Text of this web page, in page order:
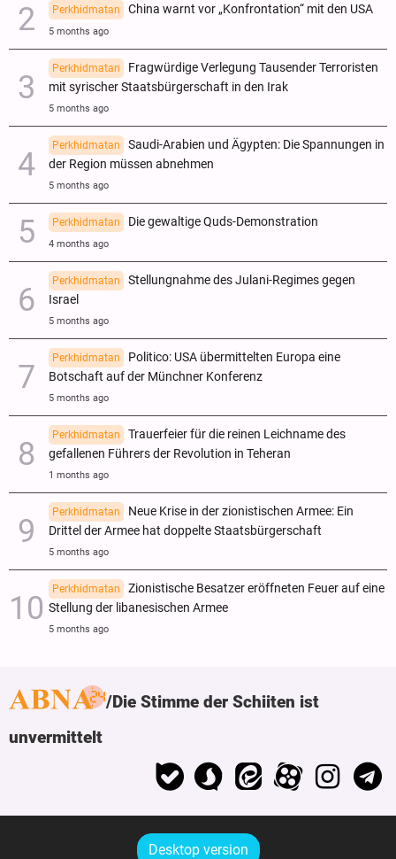
Perkhidmatan China warnt vor „Konfrontation“ mit den USA
5 months ago
Perkhidmatan
Fragwürdige Verlegung Tausender Terroristen
mit syrischer Staatsbürgerschaft in den Irak
5 months ago
Perkhidmatan
Saudi-Arabien und Ägypten: Die Spannungen in
der Region müssen abnehmen
5 months ago
Perkhidmatan Die gewaltige Quds-Demonstration
4 months ago
Perkhidmatan
Stellungnahme des Julani-Regimes gegen
Israel
5 months ago
Perkhidmatan
Politico: USA übermittelten Europa eine
Botschaft auf der Münchner Konferenz
5 months ago
Perkhidmatan
Trauerfeier für die reinen Leichname des
gefallenen Führers der Revolution in Teheran
1 months ago
Perkhidmatan
Neue Krise in der zionistischen Armee: Ein
Drittel der Armee hat doppelte Staatsbürgerschaft
5 months ago
Perkhidmatan
Zionistische Besatzer eröffneten Feuer auf eine
Stellung der libanesischen Armee
5 months ago
Die Stimme der Schiiten ist
unvermittelt
Desktop version